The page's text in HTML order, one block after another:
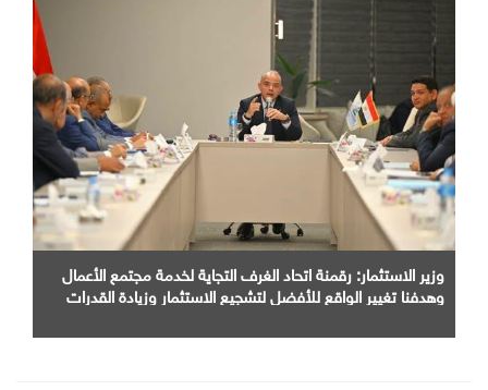
وزير الاستثمار: رقمنة اتحاد الغرف التجاية لخدمة مجتمع الأعمال
وهدفنا تغيير الواقع للأفضل لتشجيع الاستثمار وزيادة القدرات